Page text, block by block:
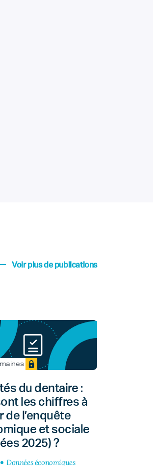
Voir plus de publications
du dentaire :
les chiffres à
de l’enquête
et sociale
2025) ?
Données économiques